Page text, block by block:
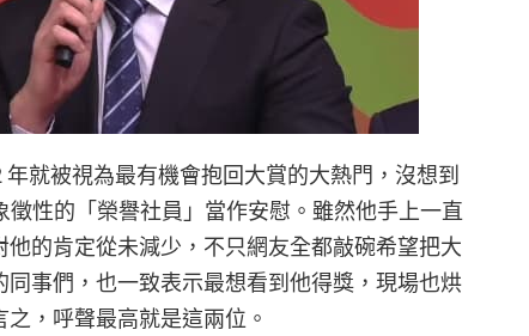
就被視為最有機會抱回大賞的大熱門，沒想到
徵性的「榮譽社員」當作安慰。雖然他手上一直
的肯定從未減少，不只網友全都敲碗希望把大
事們，也一致表示最想看到他得獎，現場也烘
，呼聲最高就是這兩位。